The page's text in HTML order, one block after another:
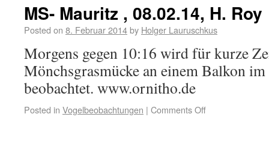
MS- Mauritz , 08.02.14, H. Roy
Posted on 8. Februar 2014by Holger Lauruschkus
Morgens gegen 10:16 wird für kurze
Mönchsgrasmücke an einem Balkon
beobachtet. www.ornitho.de
Posted in Vogelbeobachtungen | Comments Off